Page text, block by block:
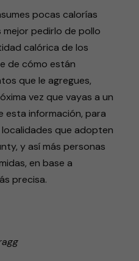
pocas calorías
mejor pedirlo de pollo
calórica de los
de cómo están
que le agregues,
vez que vayas a un
esta información, para
localidades que adopten
y así más personas
en base a
precisa.